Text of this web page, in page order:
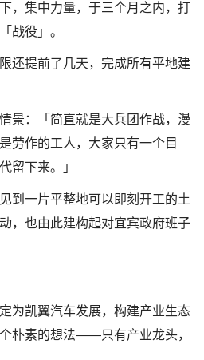
，集中力量，于三个月之内，打
战役」。
还提前了几天，完成所有平地建
景：「简直就是大兵团作战，漫
劳作的工人，大家只有一个目
留下来。」
到一片平整地可以即刻开工的土
，也由此建构起对宜宾政府班子
为凯翼汽车发展，构建产业生态
朴素的想法——只有产业龙头，